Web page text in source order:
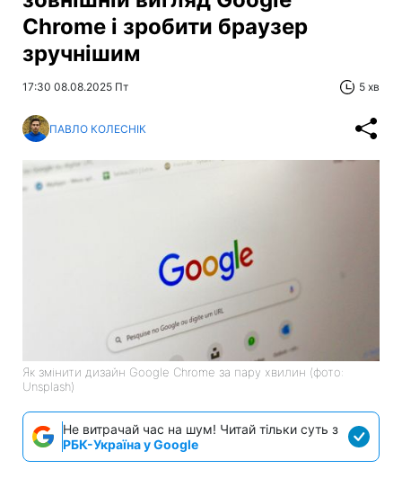
Chrome і зробити браузер
зручнішим
17:30 08.08.2025 Пт 5 хв
ПАВЛО КОЛЕСНІК
Як змінити дизайн Google Chrome за пару хвилин (фото:
Unsplash)
Не витрачай час на шум! Читай тільки суть з
РБК-Україна у Google